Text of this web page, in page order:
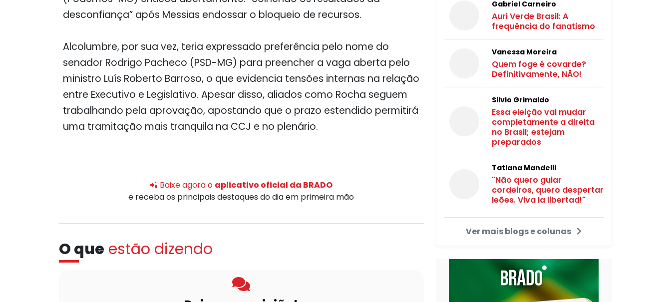
desconfiança” após Messias endossar o bloqueio de recursos.
Alcolumbre, por sua vez, teria expressado preferência pelo nome do
senador Rodrigo Pacheco (PSD-MG) para preencher a vaga aberta pelo
ministro Luís Roberto Barroso, o que evidencia tensões internas na relação
entre Executivo e Legislativo. Apesar disso, aliados como Rocha seguem
trabalhando pela aprovação, apostando que o prazo estendido permitirá
uma tramitação mais tranquila na CCJ e no plenário.
📲 Baixe agora o aplicativo oficial da BRADO
e receba os principais destaques do dia em primeira mão
O que estão dizendo
Gabriel Carneiro
Auri Verde Brasil: A
frequência do fanatismo
Vanessa Moreira
Quem foge é covarde?
Definitivamente, NÃO!
Silvio Grimaldo
Essa eleição vai mudar
completamente a direita
no Brasil; estejam
preparados
Tatiana Mandelli
"Não quero guiar
cordeiros, quero despertar
leões. Viva la libertad!"
Ver mais blogs e colunas